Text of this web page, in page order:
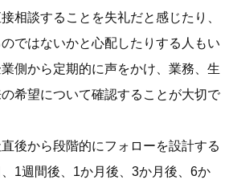
相談することを失礼だと感じたり、
ではないかと心配したりする人もい
側から定期的に声をかけ、業務、生
希望について確認することが大切で
後から段階的にフォローを設計する
1週間後、1か月後、3か月後、6か